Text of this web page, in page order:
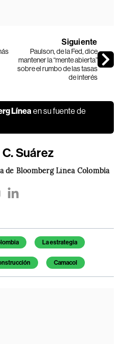
Siguiente
Paulson, de la Fed, dice
mantener la “mente abierta”
sobre el rumbo de las tasas
de interés
Línea en su fuente de
Suárez
de Bloomberg Línea Colombia
La estrategia
Camacol